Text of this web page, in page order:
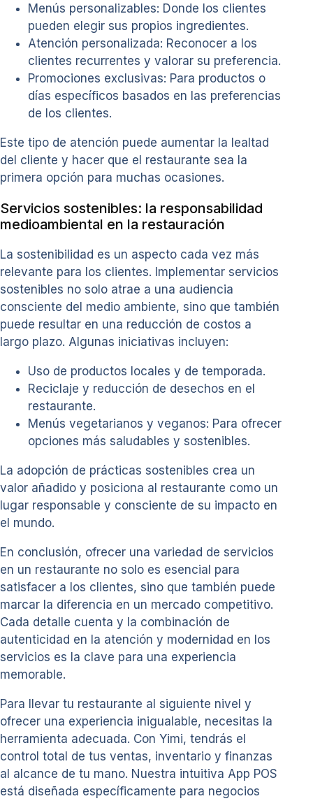
Menús personalizables: Donde los clientes
pueden elegir sus propios ingredientes.
Atención personalizada: Reconocer a los
clientes recurrentes y valorar su preferencia.
Promociones exclusivas: Para productos o
días específicos basados en las preferencias
de los clientes.
Este tipo de atención puede aumentar la lealtad
del cliente y hacer que el restaurante sea la
primera opción para muchas ocasiones.
Servicios sostenibles: la responsabilidad
medioambiental en la restauración
La sostenibilidad es un aspecto cada vez más
relevante para los clientes. Implementar servicios
sostenibles no solo atrae a una audiencia
consciente del medio ambiente, sino que también
puede resultar en una reducción de costos a
largo plazo. Algunas iniciativas incluyen:
Uso de productos locales y de temporada.
Reciclaje y reducción de desechos en el
restaurante.
Menús vegetarianos y veganos: Para ofrecer
opciones más saludables y sostenibles.
La adopción de prácticas sostenibles crea un
valor añadido y posiciona al restaurante como un
lugar responsable y consciente de su impacto en
el mundo.
En conclusión, ofrecer una variedad de servicios
en un restaurante no solo es esencial para
satisfacer a los clientes, sino que también puede
marcar la diferencia en un mercado competitivo.
Cada detalle cuenta y la combinación de
autenticidad en la atención y modernidad en los
servicios es la clave para una experiencia
memorable.
Para llevar tu restaurante al siguiente nivel y
ofrecer una experiencia inigualable, necesitas la
herramienta adecuada. Con Yimi, tendrás el
control total de tus ventas, inventario y finanzas
al alcance de tu mano. Nuestra intuitiva App POS
está diseñada específicamente para negocios